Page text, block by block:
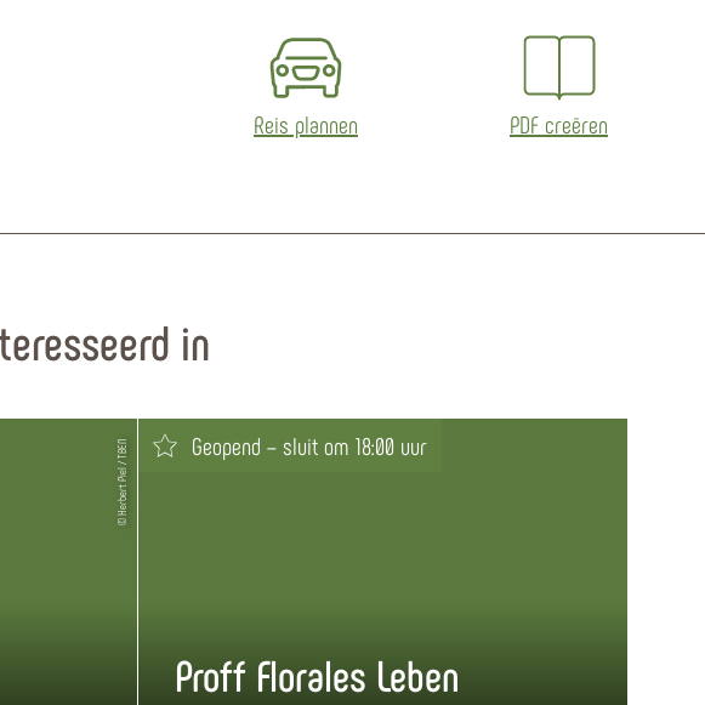
Reis plannen PDF creëren
in
© Herbert Piel / TBEN Geopend – sluit om 18:00 uur
Proff Florales Leben